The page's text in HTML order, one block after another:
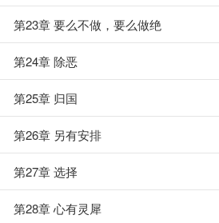
第23章 要么不做，要么做绝
第24章 除恶
第25章 归国
第26章 另有安排
第27章 选择
第28章 心有灵犀